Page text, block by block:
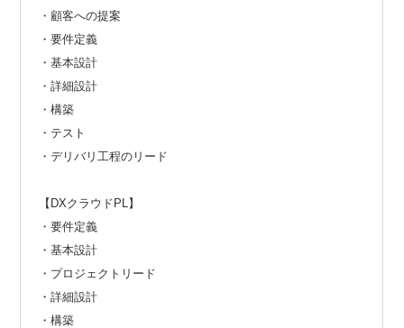
・顧客への提案
・要件定義
・基本設計
・詳細設計
・構築
・テスト
・デリバリ工程のリード
【DXクラウドPL】
・要件定義
・基本設計
・プロジェクトリード
・詳細設計
・構築